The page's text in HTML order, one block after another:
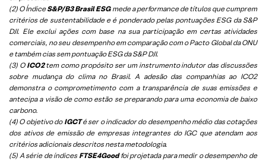
(2) O ÍndiceS&P/B3 Brasil ESGmede a performance de títulos que cumprem
critérios de sustentabilidade e é ponderado pelas pontuações ESG da S&P
DJI. Ele exclui ações com base na sua participação em certas atividades
comerciais, no seu desempenho em comparação com o Pacto Global da ONU
e também cias sem pontuação ESG da S&P DJI.
(3) O ICO2tem como propósito ser um instrumento indutor das discussões
sobre mudança do clima no Brasil. A adesão das companhias ao ICO2
demonstra o comprometimento com a transparência de suas emissões e
antecipa a visão de como estão se preparando para uma economia de baixo
carbono.
(4) O objetivo do IGCTé ser o indicador do desempenho médio das cotações
dos ativos de emissão de empresas integrantes do IGC que atendam aos
critérios adicionais descritos nesta metodologia.
(5) A série de índices FTSE4Goodfoi projetada para medir o desempenho de